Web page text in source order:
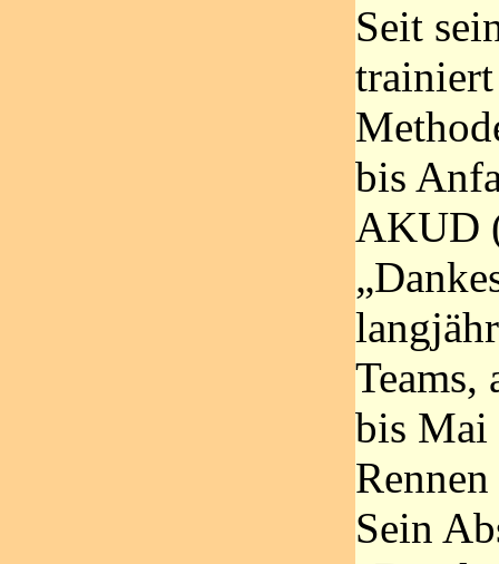
Seit
bis
AKUD
Teams,
bis Mai
Sein